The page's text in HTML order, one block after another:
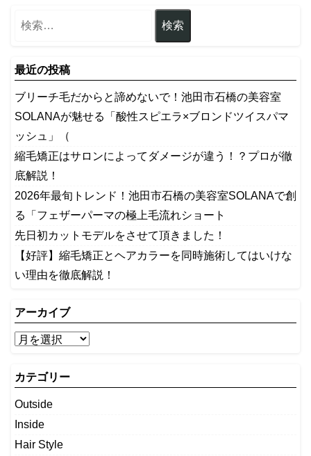
最近の投稿
ブリーチ毛だからと諦めないで！池田市石橋の美容室
SOLANAが魅せる「酸性スピエラ×ブロンドツイスパマ
ッシュ」（
縮毛矯正はサロンによってダメージが違う！？プロが徹
底解説！
2026年最旬トレンド！池田市石橋の美容室SOLANAで創
る「フェザーパーマの極上毛流れショート
先日初カットモデルをさせて頂きました！
【好評】縮毛矯正とヘアカラーを同時施術してはいけな
い理由を徹底解説！
アーカイブ
カテゴリー
Outside
Inside
Hair Style